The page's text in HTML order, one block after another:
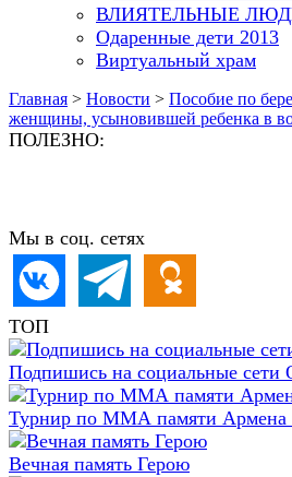
ВЛИЯТЕЛЬНЫЕ
Одаренные дети 2013
Виртуальный храм
Главная > Новости > Пособие по
женщины, усыновившей ребенка в
ПОЛЕЗНО:
Мы в соц. сетях
ТОП
Подпишись на социальные
Турнир по ММА памяти Армена
Вечная память Герою